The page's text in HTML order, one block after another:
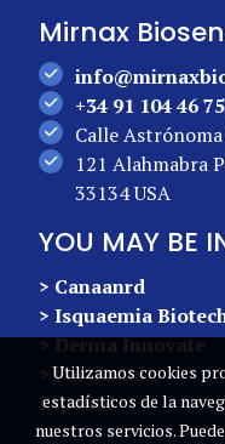
Mirnax
+34 91 104 46 75
Calle
121 Alahmabra
33134 USA
YOU MAY BE
> Canaanrd
> Isquaemia
> Derma Innovate
> Forchronic
Español
Utilizamos cookies
estadísticos de la
nuestros servicios.